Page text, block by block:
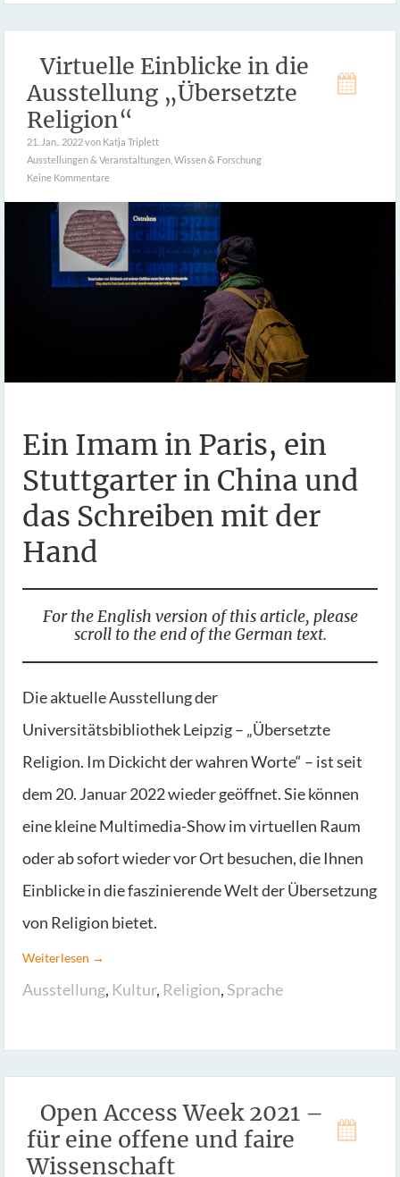
Virtuelle Einblicke in die
Ausstellung „Übersetzte
Religion“
21. Jan.. 2022von Katja Triplett
Ausstellungen & Veranstaltungen Wissen & Forschung
Keine Kommentare
Ein Imam in Paris, ein
Stuttgarter in China und
das Schreiben mit der
Hand
For the English version of this article, please
scroll to the end of the German text.
Die aktuelle Ausstellung der
Universitätsbibliothek Leipzig – „Übersetzte
Religion. Im Dickicht der wahren Worte“ – ist seit
dem 20. Januar 2022 wieder geöffnet. Sie können
eine kleine Multimedia-Show im virtuellen Raum
oder ab sofort wieder vor Ort besuchen, die Ihnen
Einblicke in die faszinierende Welt der Übersetzung
von Religion bietet.
Weiterlesen →
Ausstellung, Kultur, Religion, Sprache
Open Access Week 2021 –
für eine offene und faire
Wissenschaft